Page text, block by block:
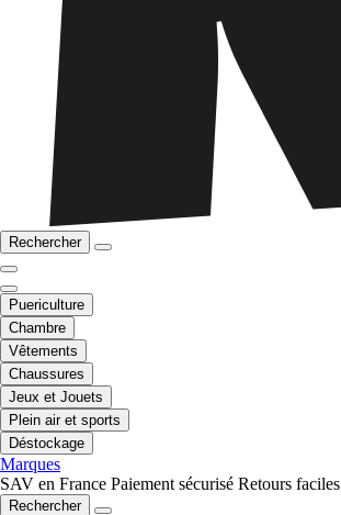
Rechercher
Puericulture
Chambre
Vêtements
Chaussures
Jeux et Jouets
Plein air et sports
Déstockage
Marques
SAV en France Paiement sécurisé Retours faciles
Rechercher